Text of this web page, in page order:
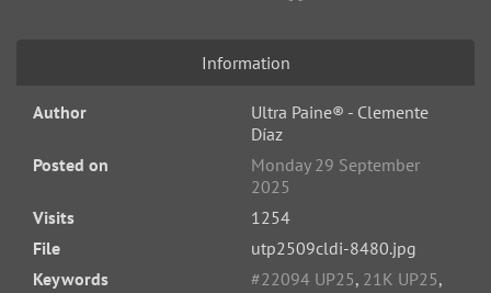
Information
Author
Ultra Paine® - Clemente
Díaz
Posted on
Monday 29 September
2025
Visits
1254
File
utp2509cldi-8480.jpg
Keywords
#22094 UP25, 21K UP25,